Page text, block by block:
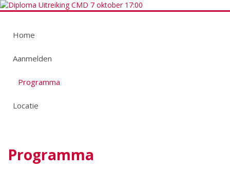
Home
Aanmelden
Programma
Locatie
Programma